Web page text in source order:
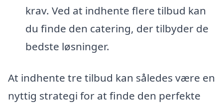
krav. Ved at indhente flere tilbud kan
du finde den catering, der tilbyder de
bedste løsninger.
At indhente tre tilbud kan således være en
nyttig strategi for at finde den perfekte